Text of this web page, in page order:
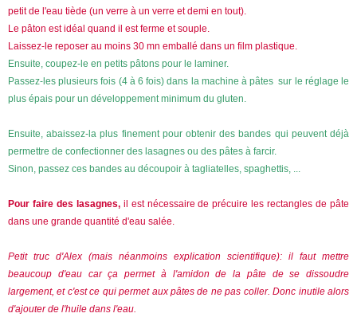
petit de l'eau tiède (un verre à un verre et demi en tout).
Le pâton est idéal quand il est ferme et souple.
Laissez-le reposer au moins 30 mn emballé dans un film plastique.
Ensuite, coupez-le en petits pâtons pour le laminer.
Passez-les plusieurs fois (4 à 6 fois) dans la machine à pâtes sur le réglage le
plus épais pour un développement minimum du gluten.
Ensuite, abaissez-la plus finement pour obtenir des bandes qui peuvent déjà
permettre de confectionner des lasagnes ou des pâtes à farcir.
Sinon, passez ces bandes au découpoir à tagliatelles, spaghettis, ...
Pour faire des lasagnes, il est nécessaire de précuire les rectangles de pâte
dans une grande quantité d'eau salée.
Petit truc d'Alex (mais néanmoins explication scientifique): il faut mettre
beaucoup d'eau car ça permet à l'amidon de la pâte de se dissoudre
largement, et c'est ce qui permet aux pâtes de ne pas coller. Donc inutile alors
d'ajouter de l'huile dans l'eau.